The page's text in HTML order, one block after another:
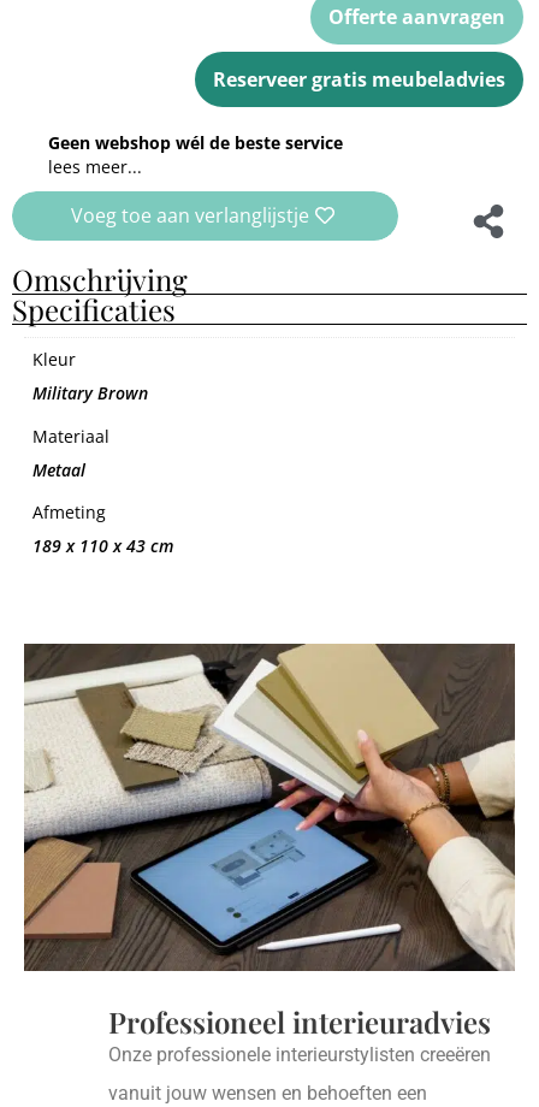
Offerte aanvragen
Reserveer gratis meubeladvies
Geen webshop wél de beste service
lees meer...
Voeg toe aan verlanglijstje
Omschrijving
Specificaties
Kleur
Military Brown
Materiaal
Metaal
Afmeting
189 x 110 x 43 cm
Professioneel interieuradvies
Onze professionele interieurstylisten creeëren
vanuit jouw wensen en behoeften een